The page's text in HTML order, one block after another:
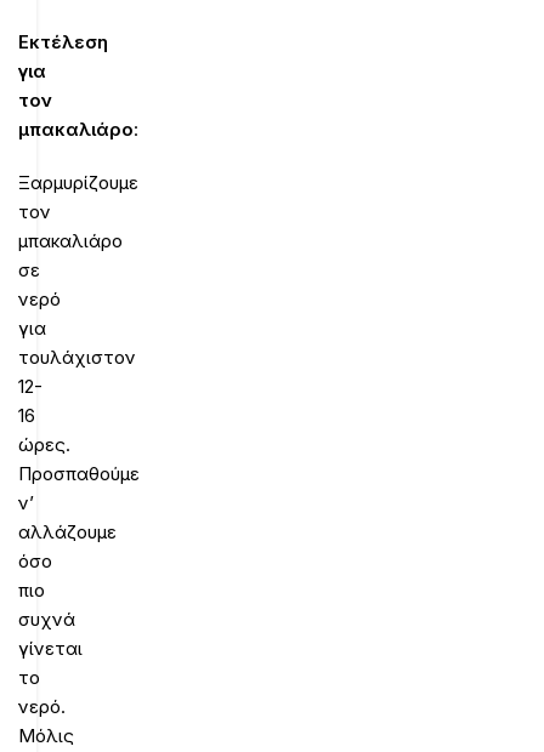
Εκτέλεση
για
τον
μπακαλιάρο:
Ξαρμυρίζουμε
τον
μπακαλιάρο
σε
νερό
για
τουλάχιστον
12-
16
ώρες.
Προσπαθούμε
ν’
αλλάζουμε
όσο
πιο
συχνά
γίνεται
το
νερό.
Μόλις